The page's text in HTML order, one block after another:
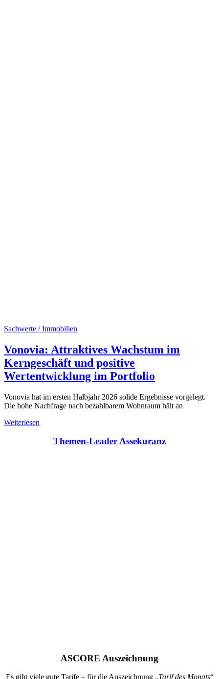
Sachwerte / Immobilien
Vonovia: Attraktives Wachstum im
Kerngeschäft und positive
Wertentwicklung im Portfolio
Vonovia hat im ersten Halbjahr 2026 solide Ergebnisse vorgelegt.
Die hohe Nachfrage nach bezahlbarem Wohnraum hält an
Weiterlesen
Themen-Leader Assekuranz
ASCORE Auszeichnung
Es gibt viele gute Tarife – für die Auszeichnung „Tarif des Monats“